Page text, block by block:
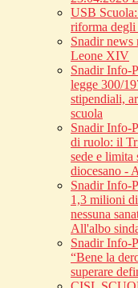
USB
riforma
Snadir news
Leone XIV
Snadir Info-
legge 300/
stipendiali,
scuola
Snadir Info-
di ruolo: il
sede e
diocesano -
Snadir Info-
1,3 milioni
nessuna
All'albo
Snadir Info-
“Bene la
superare